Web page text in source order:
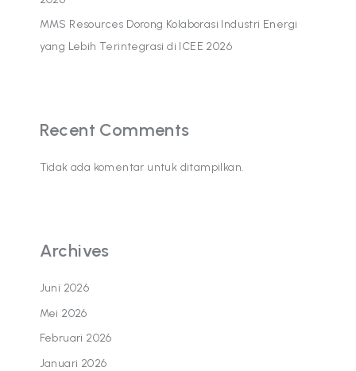
MMS Resources Dorong Kolaborasi Industri Energi
yang Lebih Terintegrasi di ICEE 2026
Recent Comments
Tidak ada komentar untuk ditampilkan.
Archives
Juni 2026
Mei 2026
Februari 2026
Januari 2026